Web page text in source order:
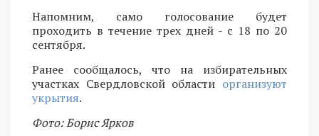
Напомним, само голосование будет
проходить в течение трех дней - с 18 по 20
сентября.
Ранее сообщалось, что на избирательных
участках Свердловской области организуют
укрытия.
Фото: Борис Ярков